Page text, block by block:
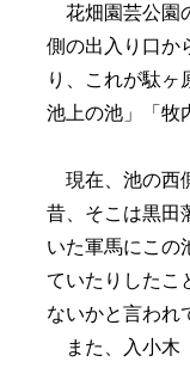
花畑園芸公園
側の出入り口か
り、これが駄ヶ
池上の池」「牧
現在、池の西
昔、そこは黒田
いた軍馬にこの
ていたりしたこ
ないかと言われ
また、入小木